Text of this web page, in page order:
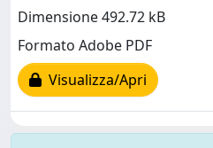
Dimensione 492.72 kB
Formato Adobe PDF
Visualizza/Apri